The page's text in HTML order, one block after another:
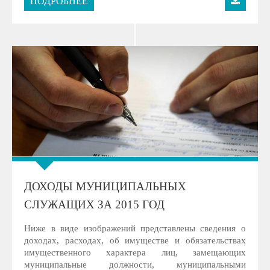
ДОХОДЫ МУНИЦИПАЛЬНЫХ
СЛУЖАЩИХ ЗА 2015 ГОД
Ниже в виде изображений представлены сведения о
доходах, расходах, об имуществе и обязательствах
имущественного характера лиц, замещающих
муниципальные должности, муниципальными